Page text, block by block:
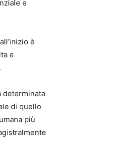
e
è
e
determinata
di quello
più